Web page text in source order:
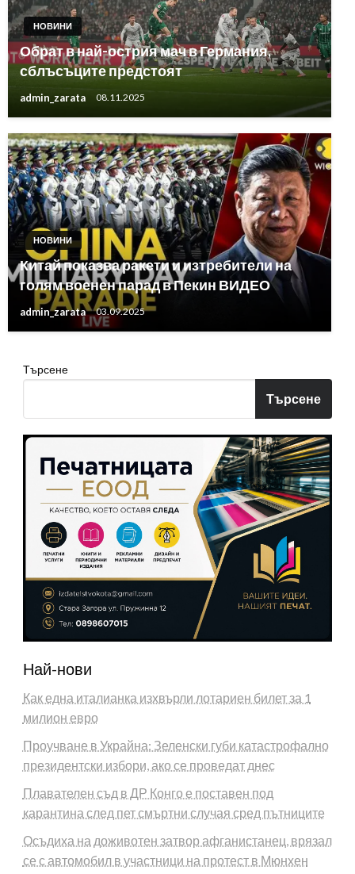
НОВИНИ
Обрат в най-острия мач в Германия,
сблъсъците предстоят
admin_zarata 08.11.2025
НОВИНИ
Китай показва ракети и изтребители на
голям военен парад в Пекин ВИДЕО
admin_zarata 03.09.2025
Търсене
Търсене
Най-нови
Как една италианка изхвърли лотариен билет за 1
милион евро
Проучване в Украйна: Зеленски губи катастрофално
президентски избори, ако се проведат днес
Плавателен съд в ДР Конго е поставен под
карантина след пет смъртни случая сред пътниците
Осъдиха на доживотен затвор афганистанец, врязал
се с автомобил в участници на протест в Мюнхен